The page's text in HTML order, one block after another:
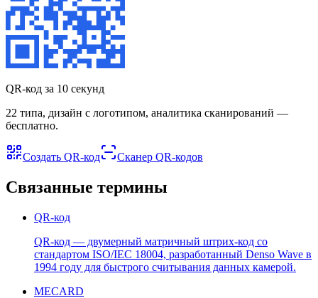
QR-код за 10 секунд
22 типа, дизайн с логотипом, аналитика сканирований —
бесплатно.
Создать QR-код Сканер QR-кодов
Связанные термины
QR-код
QR-код — двумерный матричный штрих-код со
стандартом ISO/IEC 18004, разработанный Denso Wave в
1994 году для быстрого считывания данных камерой.
MECARD